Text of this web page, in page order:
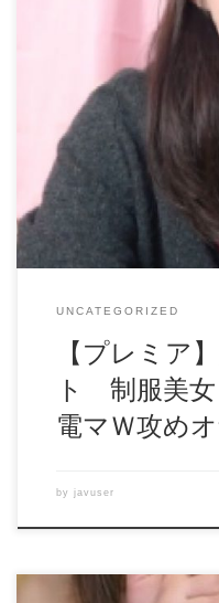
【プレミア】人気ライ
ブ電マＷ攻めオナ 初流
人気な制服美女のオナニ
さ溢れる黒髪美尻美女が
挑戦！ 有料配信部分のた
の可能性もありますので
に出回っていない流出映
格を上げさせていただき
ますので、レビュー後に
ください。 by インビジブ
UNCATEGORIZED
【プレミア
ト 制服美
電マＷ攻め
by javuser